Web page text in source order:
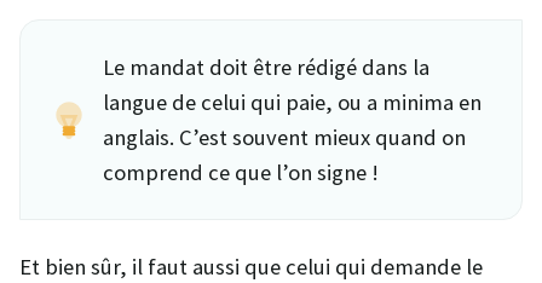
Le mandat doit être rédigé dans la
langue de celui qui paie, ou a minima en
anglais. C’est souvent mieux quand on
comprend ce que l’on signe !
Et bien sûr, il faut aussi que celui qui demande le